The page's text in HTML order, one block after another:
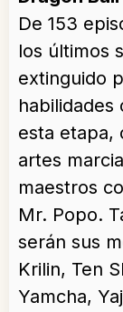
De 153
los últimos
extinguido
habilidades
esta etapa,
artes
maestros
Mr. Popo.
serán sus
Krilin, Ten
Yamcha,